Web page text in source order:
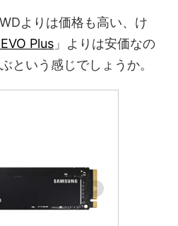
よりは価格も高い、け
Plus 」よりは安価なの
という感じでしょうか。